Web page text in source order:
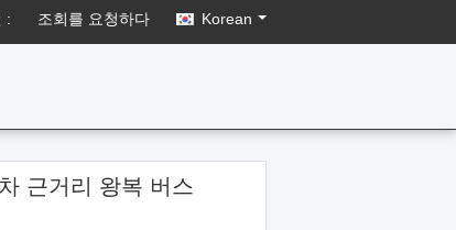
: 조회를 요청하다 Korean
근거리 왕복 버스